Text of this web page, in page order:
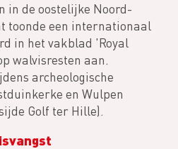
in de oostelijke Noord-
toonde een internationaal
in het vakblad 'Royal
walvisresten aan.
archeologische
en Wulpen
Golf ter Hille).